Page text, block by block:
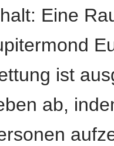
Eine
ist
ab,